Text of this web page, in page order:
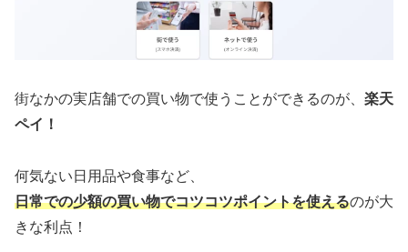
街なかの実店舗での買い物で使うことができるのが、 楽天
ペイ！
何気ない日用品や食事など、
日常での少額の買い物でコツコツポイントを使えるのが大
きな利点！